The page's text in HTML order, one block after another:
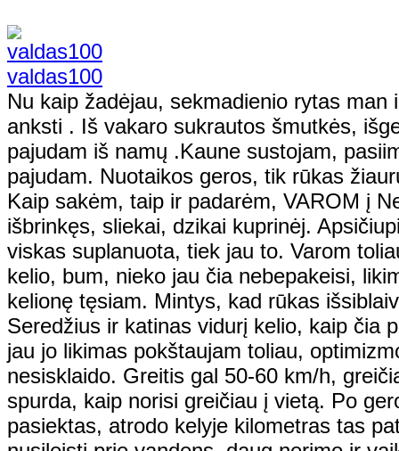
valdas100
Nu kaip žadėjau, sekmadienio rytas
anksti . Iš vakaro sukrautos šmutkės,
pajudam iš namų .Kaune sustojam,
pajudam. Nuotaikos geros, tik rūkas
Kaip sakėm, taip ir padarėm, VAROM į
išbrinkęs, sliekai, dzikai kuprinėj.
viskas suplanuota, tiek jau to. Varom
kelio, bum, nieko jau čia nebepakeisi,
kelionę tęsiam. Mintys, kad rūkas
Seredžius ir katinas vidurį kelio, kaip čia
jau jo likimas pokštaujam toliau,
nesisklaido. Greitis gal 50-60 km/h,
spurda, kaip norisi greičiau į vietą. Po
pasiektas, atrodo kelyje kilometras tas